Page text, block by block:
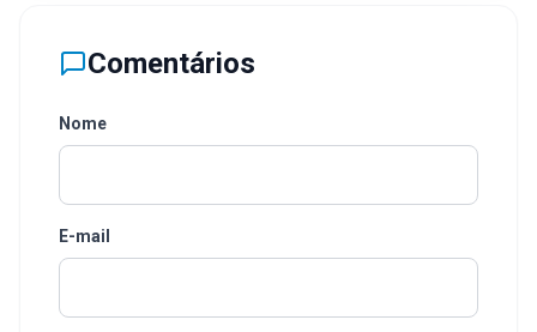
Comentários
Nome
E-mail